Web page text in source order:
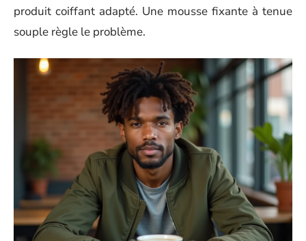
produit coiffant adapté. Une mousse fixante à tenue
souple règle le problème.